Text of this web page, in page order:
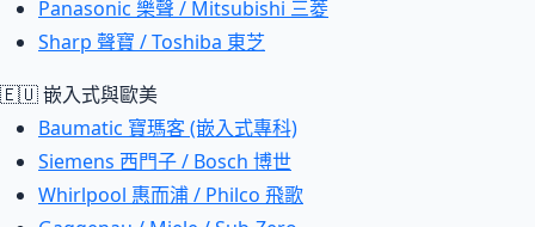
Panasonic 樂聲 / Mitsubishi 三菱
Sharp 聲寶 / Toshiba 東芝
🇪🇺 嵌入式與歐美
Baumatic 寶瑪客 (嵌入式專科)
Siemens 西門子 / Bosch 博世
Whirlpool 惠而浦 / Philco 飛歌